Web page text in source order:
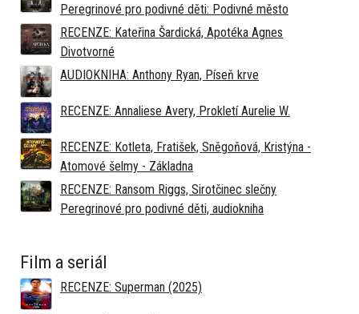
Peregrinové pro podivné děti: Podivné město
RECENZE: Kateřina Šardická, Apotéka Agnes
Divotvorné
AUDIOKNIHA: Anthony Ryan, Píseň krve
RECENZE: Annaliese Avery, Prokletí Aurelie W.
RECENZE: Kotleta, Fratišek, Sněgoňová, Kristýna -
Atomové šelmy - Základna
RECENZE: Ransom Riggs, Sirotčinec slečny
Peregrinové pro podivné děti, audiokniha
Film a seriál
RECENZE: Superman (2025)